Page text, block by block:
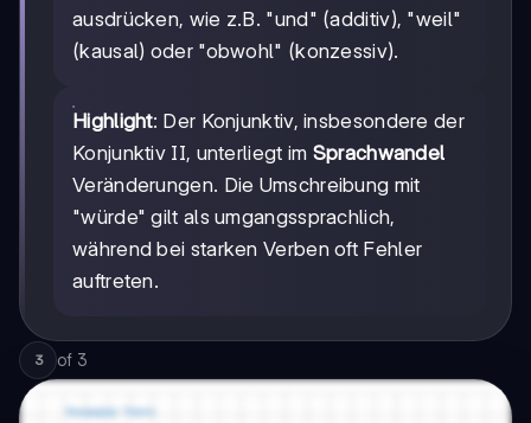
ausdrücken, wie z.B. "und" (additiv), "weil"
(kausal) oder "obwohl" (konzessiv).
Highlight: Der Konjunktiv, insbesondere der
Konjunktiv II, unterliegt im Sprachwandel
Veränderungen. Die Umschreibung mit
"würde" gilt als umgangssprachlich,
während bei starken Verben oft Fehler
auftreten.
3 of 3